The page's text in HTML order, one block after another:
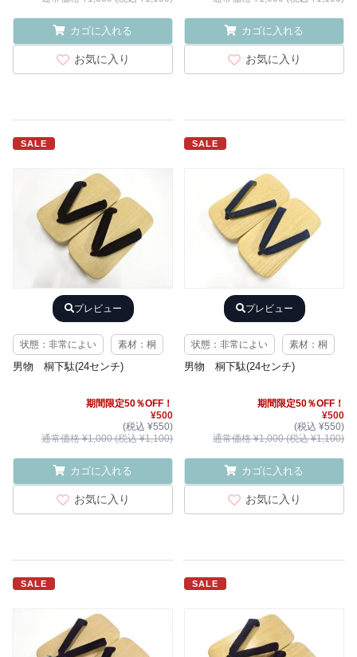
カゴに入れる
お気に入り
カゴに入れる
お気に入り
SALE
プレビュー
状態：非常によい 素材：桐
男物 桐下駄(24センチ)
期間限定50％OFF！
¥500
(税込 ¥550)
通常価格 ¥1,000 (税込 ¥1,100)
カゴに入れる
お気に入り
SALE
プレビュー
状態：非常によい 素材：桐
男物 桐下駄(24センチ)
期間限定50％OFF！
¥500
(税込 ¥550)
通常価格 ¥1,000 (税込 ¥1,100)
カゴに入れる
お気に入り
SALE SALE